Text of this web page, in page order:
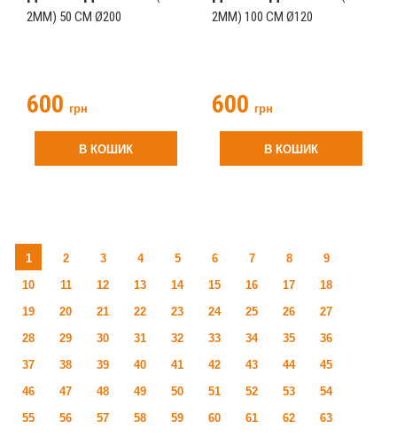
2ММ) 50 СМ Ø200
600 грн
В КОШИК
2ММ) 100 СМ Ø120
600 грн
В КОШИК
1 2 3 4 5 6 7 8
9
10
11 12 13 14 15 16 17
18
19
20 21 22 23 24 25 26
27
28
29 30 31 32 33 34 35
36
37
38 39 40 41 42 43 44
45
46
47 48 49 50 51 52 53
54
55
56 57 58 59 60 61 62
63